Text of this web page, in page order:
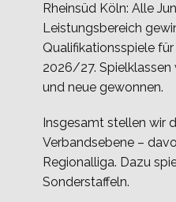
Rheinsüd Köln: Alle
Leistungsbereich
Qualifikationsspiele für
2026/27. Spielklassen
und neue gewonnen.
Insgesamt stellen wir
Verbandsebene –
Regionalliga. Dazu
Sonderstaffeln.